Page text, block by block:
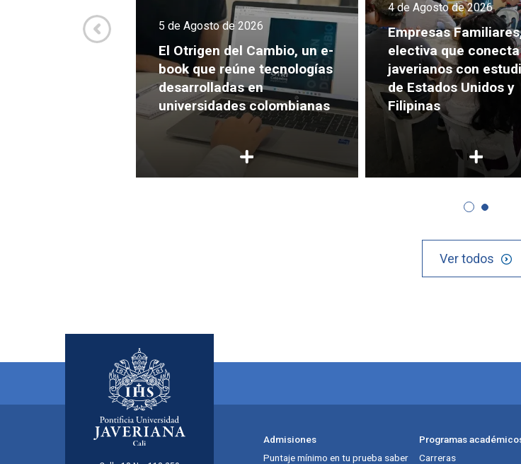
culmina el
5 de Agosto de 2026
El Otrigen del Cambio, un e-
book que reúne tecnologías
desarrolladas en
universidades colombianas
4 de Agosto de 2026
Empresas
electiva que
javerianos con
de Estados Unidos y
Filipinas
Ver todos
Admisiones
Puntaje mínimo en tu prueba saber
Programas
Carreras